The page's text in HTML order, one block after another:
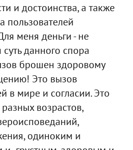
и достоинства, а также
пользователей
меня деньги - не
данного спора
брошен здоровому
Это вызов
в мире и согласии. Это
возрастов,
одиноким и